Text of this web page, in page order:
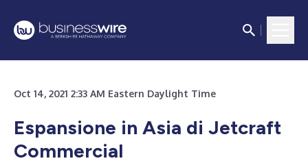
Oct 14, 2021 2:33 AM Eastern Daylight Time
Espansione in Asia di Jetcraft
Commercial